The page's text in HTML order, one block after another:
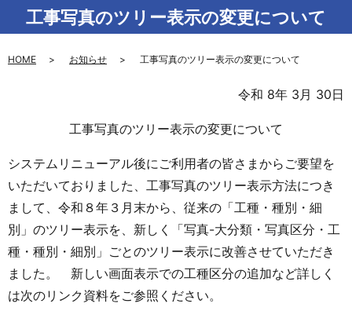
工事写真のツリー表示の変更について
HOME お知らせ 工事写真のツリー表示の変更について
令和 8年 3月 30日
工事写真のツリー表示の変更について
システムリニューアル後にご利用者の皆さまからご要望を
いただいておりました、工事写真のツリー表示方法につき
まして、令和８年３月末から、従来の「工種・種別・細
別」のツリー表示を、新しく「写真-大分類・写真区分・工
種・種別・細別」ごとのツリー表示に改善させていただき
ました。 新しい画面表示での工種区分の追加など詳しく
は次のリンク資料をご参照ください。